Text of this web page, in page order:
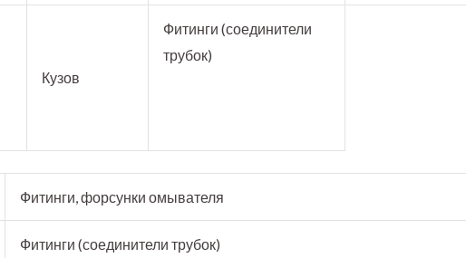
Кузов
Фитинги (соединители
трубок)
Фитинги, форсунки омывателя
Фитинги (соединители трубок)